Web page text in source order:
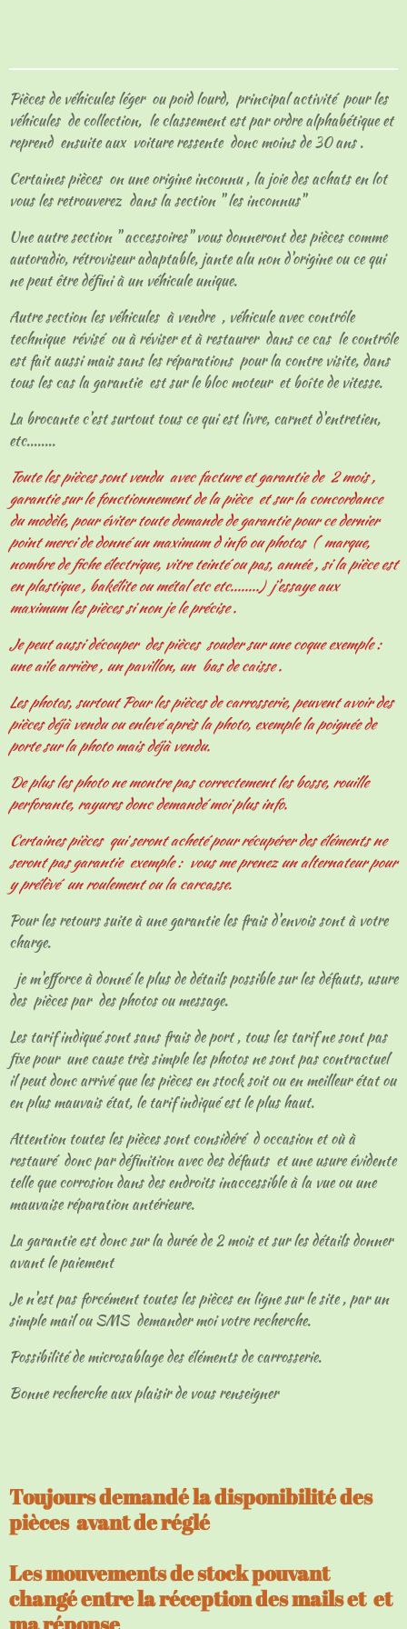
g
r
g
r
g
r
g
r
Pièces de véhicules léger ou poid lourd, principal activité pour les
véhicules de collection, le classement est par ordre alphabétique et
reprend ensuite aux voiture ressente donc moins de 30 ans .
Certaines pièces on une origine inconnu , la joie des achats en lot
vous les retrouverez dans la section " les inconnus"
Une autre section " accessoires" vous donneront des pièces comme
autoradio, rétroviseur adaptable, jante alu non d'origine ou ce qui
ne peut être défini à un véhicule unique.
Autre section les véhicules à vendre , véhicule avec contrôle
technique révisé ou à réviser et à restaurer dans ce cas le contrôle
est fait aussi mais sans les réparations pour la contre visite, dans
tous les cas la garantie est sur le bloc moteur et boîte de vitesse.
La brocante c'est surtout tous ce qui est livre, carnet d'entretien,
etc........
Toute les pièces sont vendu avec facture et garantie de 2 mois ,
garantie sur le fonctionnement de la pièce et sur la concordance
du modèle, pour éviter toute demande de garantie pour ce dernier
point merci de donné un maximum d info ou photos ( marque,
nombre de fiche électrique, vitre teinté ou pas, année , si la pièce est
en plastique , bakélite ou métal etc etc........) j'essaye aux
maximum les pièces si non je le précise .
Je peut aussi découper des pièces souder sur une coque exemple :
une aile arrière , un pavillon, un bas de caisse .
Les photos, surtout Pour les pièces de carrosserie, peuvent avoir des
pièces déjà vendu ou enlevé après la photo, exemple la poignée de
porte sur la photo mais déjà vendu.
De plus les photo ne montre pas correctement les bosse, rouille
perforante, rayures donc demandé moi plus info.
Certaines pièces qui seront acheté pour récupérer des éléments ne
seront pas garantie exemple : vous me prenez un alternateur pour
y prélèvé un roulement ou la carcasse.
Pour les retours suite à une garantie les frais d'envois sont à votre
charge.
je m'efforce à donné le plus de détails possible sur les défauts, usure
des pièces par des photos ou message.
Les tarif indiqué sont sans frais de port , tous les tarif ne sont pas
fixe pour une cause très simple les photos ne sont pas contractuel
il peut donc arrivé que les pièces en stock soit ou en meilleur état ou
en plus mauvais état, le tarif indiqué est le plus haut.
Attention toutes les pièces sont considéré d occasion et où à
restauré donc par définition avec des défauts et une usure évidente
telle que corrosion dans des endroits inaccessible à la vue ou une
mauvaise réparation antérieure.
La garantie est donc sur la durée de 2 mois et sur les détails donner
avant le paiement
Je n'est pas forcément toutes les pièces en ligne sur le site , par un
simple mail ou SMS demander moi votre recherche.
Possibilité de microsablage des éléments de carrosserie.
Bonne recherche aux plaisir de vous renseigner
Toujours demandé la disponibilité des
pièces avant de réglé
Les mouvements de stock pouvant
changé entre la réception des mails et et